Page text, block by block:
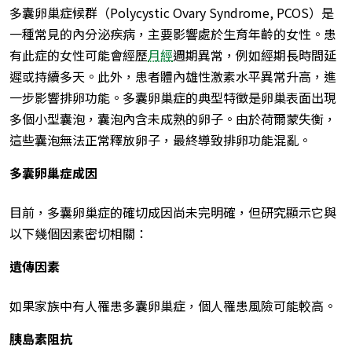
多囊卵巢症候群（Polycystic Ovary Syndrome, PCOS）是
一種常見的內分泌疾病，主要影響處於生育年齡的女性。患
有此症的女性可能會經歷月經週期異常，例如經期長時間延
遲或持續多天。此外，患者體內雄性激素水平異常升高，進
一步影響排卵功能。多囊卵巢症的典型特徵是卵巢表面出現
多個小型囊泡，囊泡內含未成熟的卵子。由於荷爾蒙失衡，
這些囊泡無法正常釋放卵子，最終導致排卵功能混亂。
多囊卵巢症成因
目前，多囊卵巢症的確切成因尚未完明確，但研究顯示它與
以下幾個因素密切相關：
遺傳因素
如果家族中有人罹患多囊卵巢症，個人罹患風險可能較高。
胰島素阻抗